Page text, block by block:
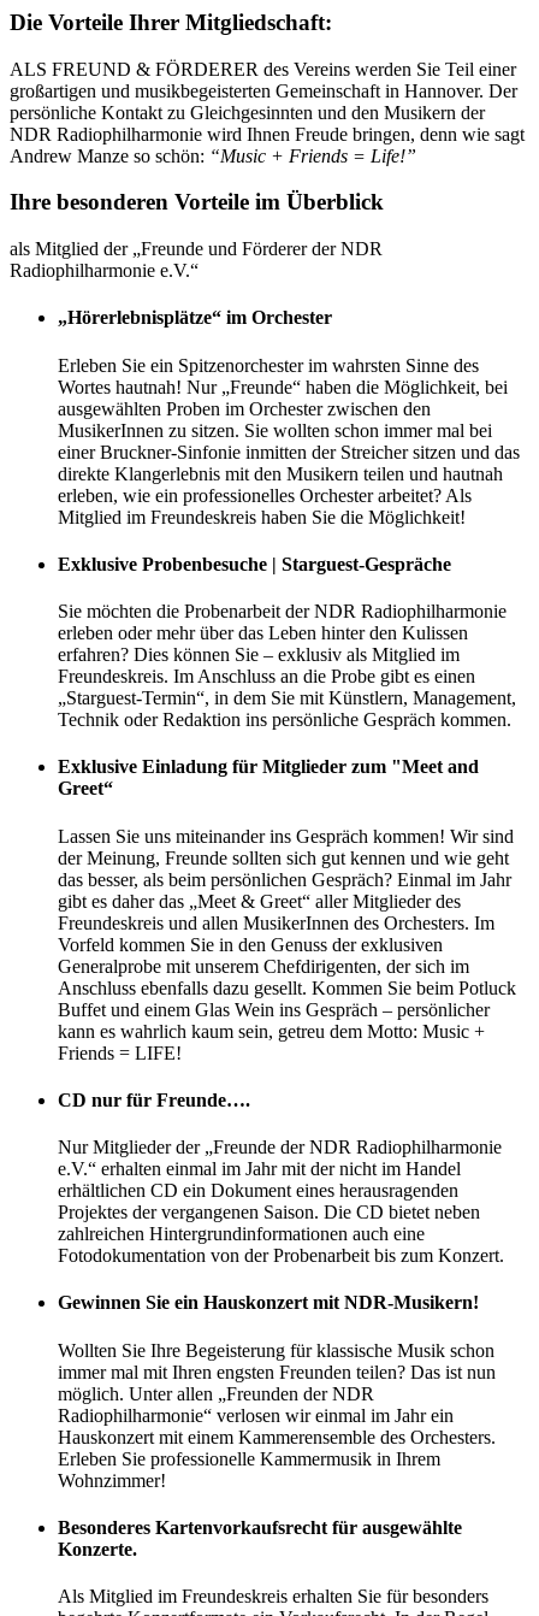
Die Vorteile Ihrer Mitgliedschaft:
ALS FREUND & FÖRDERER des Vereins werden Sie Teil einer
großartigen und musikbegeisterten Gemeinschaft in Hannover. Der
persönliche Kontakt zu Gleichgesinnten und den Musikern der
NDR Radiophilharmonie wird Ihnen Freude bringen, denn wie sagt
Andrew Manze so schön: “Music + Friends = Life!”
Ihre besonderen Vorteile im Überblick
als Mitglied der „Freunde und Förderer der NDR
Radiophilharmonie e.V.“
„Hörerlebnisplätze“ im Orchester
Erleben Sie ein Spitzenorchester im wahrsten Sinne des
Wortes hautnah! Nur „Freunde“ haben die Möglichkeit, bei
ausgewählten Proben im Orchester zwischen den
MusikerInnen zu sitzen. Sie wollten schon immer mal bei
einer Bruckner-Sinfonie inmitten der Streicher sitzen und das
direkte Klangerlebnis mit den Musikern teilen und hautnah
erleben, wie ein professionelles Orchester arbeitet? Als
Mitglied im Freundeskreis haben Sie die Möglichkeit!
Exklusive Probenbesuche | Starguest-Gespräche
Sie möchten die Probenarbeit der NDR Radiophilharmonie
erleben oder mehr über das Leben hinter den Kulissen
erfahren? Dies können Sie – exklusiv als Mitglied im
Freundeskreis. Im Anschluss an die Probe gibt es einen
„Starguest-Termin“, in dem Sie mit Künstlern, Management,
Technik oder Redaktion ins persönliche Gespräch kommen.
Exklusive Einladung für Mitglieder zum "Meet and
Greet“
Lassen Sie uns miteinander ins Gespräch kommen! Wir sind
der Meinung, Freunde sollten sich gut kennen und wie geht
das besser, als beim persönlichen Gespräch? Einmal im Jahr
gibt es daher das „Meet & Greet“ aller Mitglieder des
Freundeskreis und allen MusikerInnen des Orchesters. Im
Vorfeld kommen Sie in den Genuss der exklusiven
Generalprobe mit unserem Chefdirigenten, der sich im
Anschluss ebenfalls dazu gesellt. Kommen Sie beim Potluck
Buffet und einem Glas Wein ins Gespräch – persönlicher
kann es wahrlich kaum sein, getreu dem Motto: Music +
Friends = LIFE!
CD nur für Freunde….
Nur Mitglieder der „Freunde der NDR Radiophilharmonie
e.V.“ erhalten einmal im Jahr mit der nicht im Handel
erhältlichen CD ein Dokument eines herausragenden
Projektes der vergangenen Saison. Die CD bietet neben
zahlreichen Hintergrundinformationen auch eine
Fotodokumentation von der Probenarbeit bis zum Konzert.
Gewinnen Sie ein Hauskonzert mit NDR-Musikern!
Wollten Sie Ihre Begeisterung für klassische Musik schon
immer mal mit Ihren engsten Freunden teilen? Das ist nun
möglich. Unter allen „Freunden der NDR
Radiophilharmonie“ verlosen wir einmal im Jahr ein
Hauskonzert mit einem Kammerensemble des Orchesters.
Erleben Sie professionelle Kammermusik in Ihrem
Wohnzimmer!
Besonderes Kartenvorkaufsrecht für ausgewählte
Konzerte.
Als Mitglied im Freundeskreis erhalten Sie für besonders